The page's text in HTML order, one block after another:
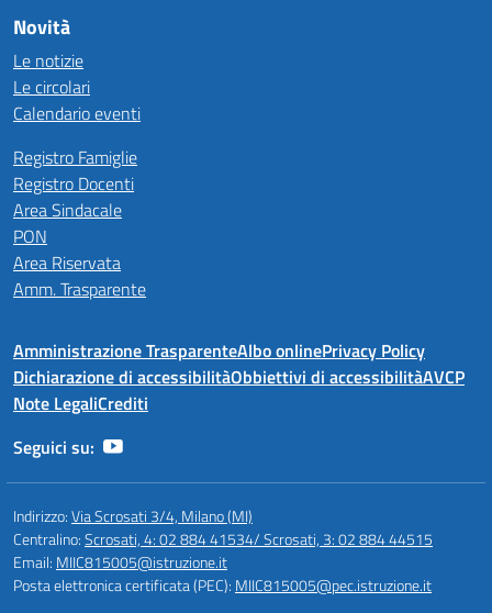
Novità
Le notizie
Le circolari
Calendario eventi
Registro Famiglie
Registro Docenti
Area Sindacale
PON
Area Riservata
Amm. Trasparente
Amministrazione TrasparenteAlbo onlinePrivacy Policy
Dichiarazione di accessibilitàObbiettivi di accessibilitàAVCP
Note LegaliCrediti
Seguici su:
Indirizzo:Via Scrosati 3/4, Milano (MI)
Centralino:Scrosati, 4: 02 884 41534/ Scrosati, 3: 02 884 44515
Email: MIIC815005@istruzione.it
Posta elettronica certificata (PEC): MIIC815005@pec.istruzione.it